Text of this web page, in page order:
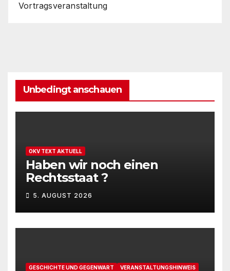
Vortragsveranstaltung
Unbedingt anschauen
OKV TEXT AKTUELL
Haben wir noch einen
Rechtsstaat ?
5. AUGUST 2026
GESCHICHTE UND GEGENWART VERANSTALTUNGSHINWEIS